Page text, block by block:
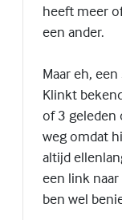
heeft meer
een ander.
Maar eh,
Klinkt
of 3 geleden
weg omdat
altijd
een link
ben wel